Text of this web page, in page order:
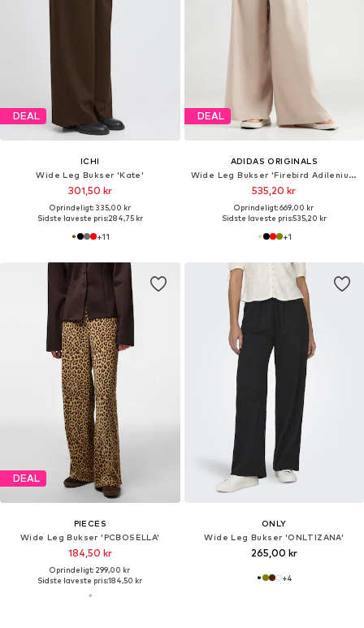
DEAL
ICHI
Wide Leg Bukser 'Kate'
301,50 kr
Oprindeligt: 335,00 kr
Sidste laveste pris:284,75 kr
+11
DEAL
ADIDAS ORIGINALS
Wide Leg Bukser 'Firebird Adilenium'
535,20 kr
Oprindeligt: 669,00 kr
Sidste laveste pris:535,20 kr
+1
DEAL
PIECES
Wide Leg Bukser 'PCBOSELLA'
184,50 kr
Oprindeligt: 299,00 kr
Sidste laveste pris:184,50 kr
ONLY
Wide Leg Bukser 'ONLTIZANA'
265,00 kr
+4